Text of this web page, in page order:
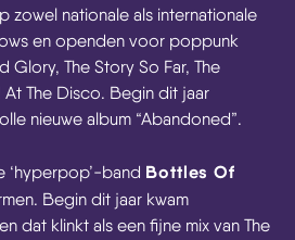
zowel nationale als internationale
en openden voor poppunk
Glory, The Story So Far, The
At The Disco. Begin dit jaar
nieuwe album “Abandoned”.
‘hyperpop’-band Bottles Of
Begin dit jaar kwam
dat klinkt als een fijne mix van The